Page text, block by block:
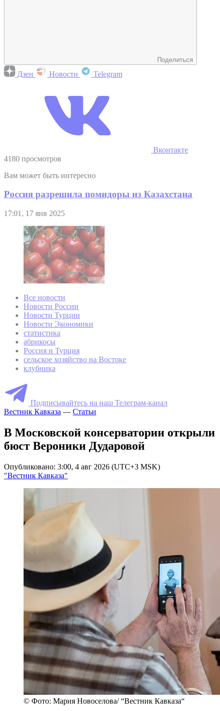
Поделиться
Дзен Новости Telegram
Вконтакте
4180 просмотров
Вам может быть интересно
Россия разрешила помидоры из Казахстана
17:01, 17 янв 2025
Все новости
Новости России
Новости Турции
Новости Экономики
статистика
абрикосы
Россия и Турция
сельское хозяйство на Востоке
клубника
Подписывайтесь на наш Телеграм-канал
Вестник Кавказа — Статьи
В Московской консерватории открыли
бюст Вероники Дударовой
Опубликовано: 3:00, 4 авг 2026 (UTC+3 MSK)
"Вестник Кавказа"
© Фото: Мария Новоселова/ “Вестник Кавказа“